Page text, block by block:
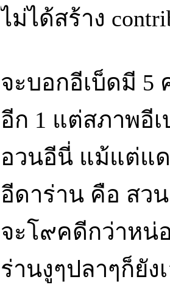
ไม่ได้สร้าง
จะบอกอีเบ็ดมี 5
อีก 1 แต่สภาพอี
อวนอีนี่ แม้แต่แด
อีดาร่าน คือ สว
จะโ๙คดีกว่าหน่
ร่านงูๆปลาๆก็ยั